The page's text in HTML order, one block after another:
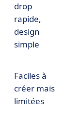
drop
rapide,
design
simple
Faciles à
créer mais
limitées